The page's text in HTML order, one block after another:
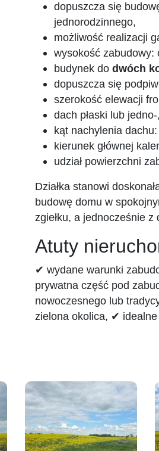
dopuszcza się
jednorodzinnego,
możliwość realizacji
wysokość zabudowy:
budynek do dwóch
dopuszcza się
szerokość elewacji
dach płaski lub
kąt nachylenia dachu:
kierunek głównej
udział powierzchni
Działka stanowi
budowę domu w
zgiełku, a jednocześnie
Atuty
✔ wydane warunki
prywatna część pod
nowoczesnego lub
zielona okolica, ✔